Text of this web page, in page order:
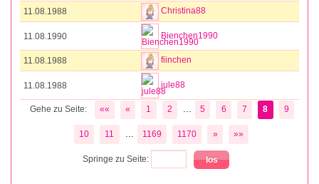
11.08.1988 Christina88
11.08.1990 Bienchen1990
11.08.1988 fiinchen
11.08.1988 jule88
Gehe zu Seite: «« « 1 2 ... 5 6 7 8 9
10 11 1169 1170 » »»
Springe zu Seite: